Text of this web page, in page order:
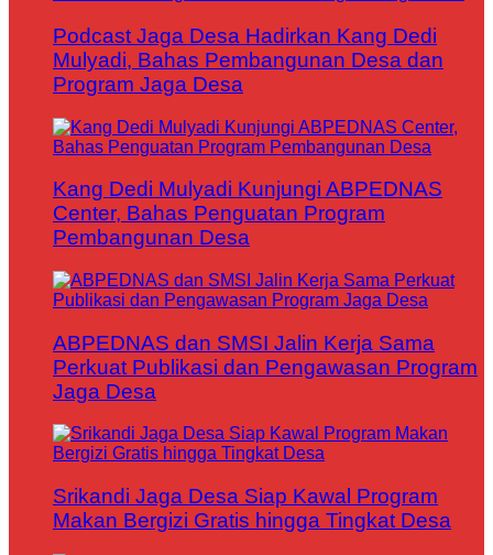
Podcast Jaga Desa Hadirkan Kang Dedi
Mulyadi, Bahas Pembangunan Desa dan
Program Jaga Desa
Kang Dedi Mulyadi Kunjungi ABPEDNAS
Center, Bahas Penguatan Program
Pembangunan Desa
ABPEDNAS dan SMSI Jalin Kerja Sama
Perkuat Publikasi dan Pengawasan Program
Jaga Desa
Srikandi Jaga Desa Siap Kawal Program
Makan Bergizi Gratis hingga Tingkat Desa